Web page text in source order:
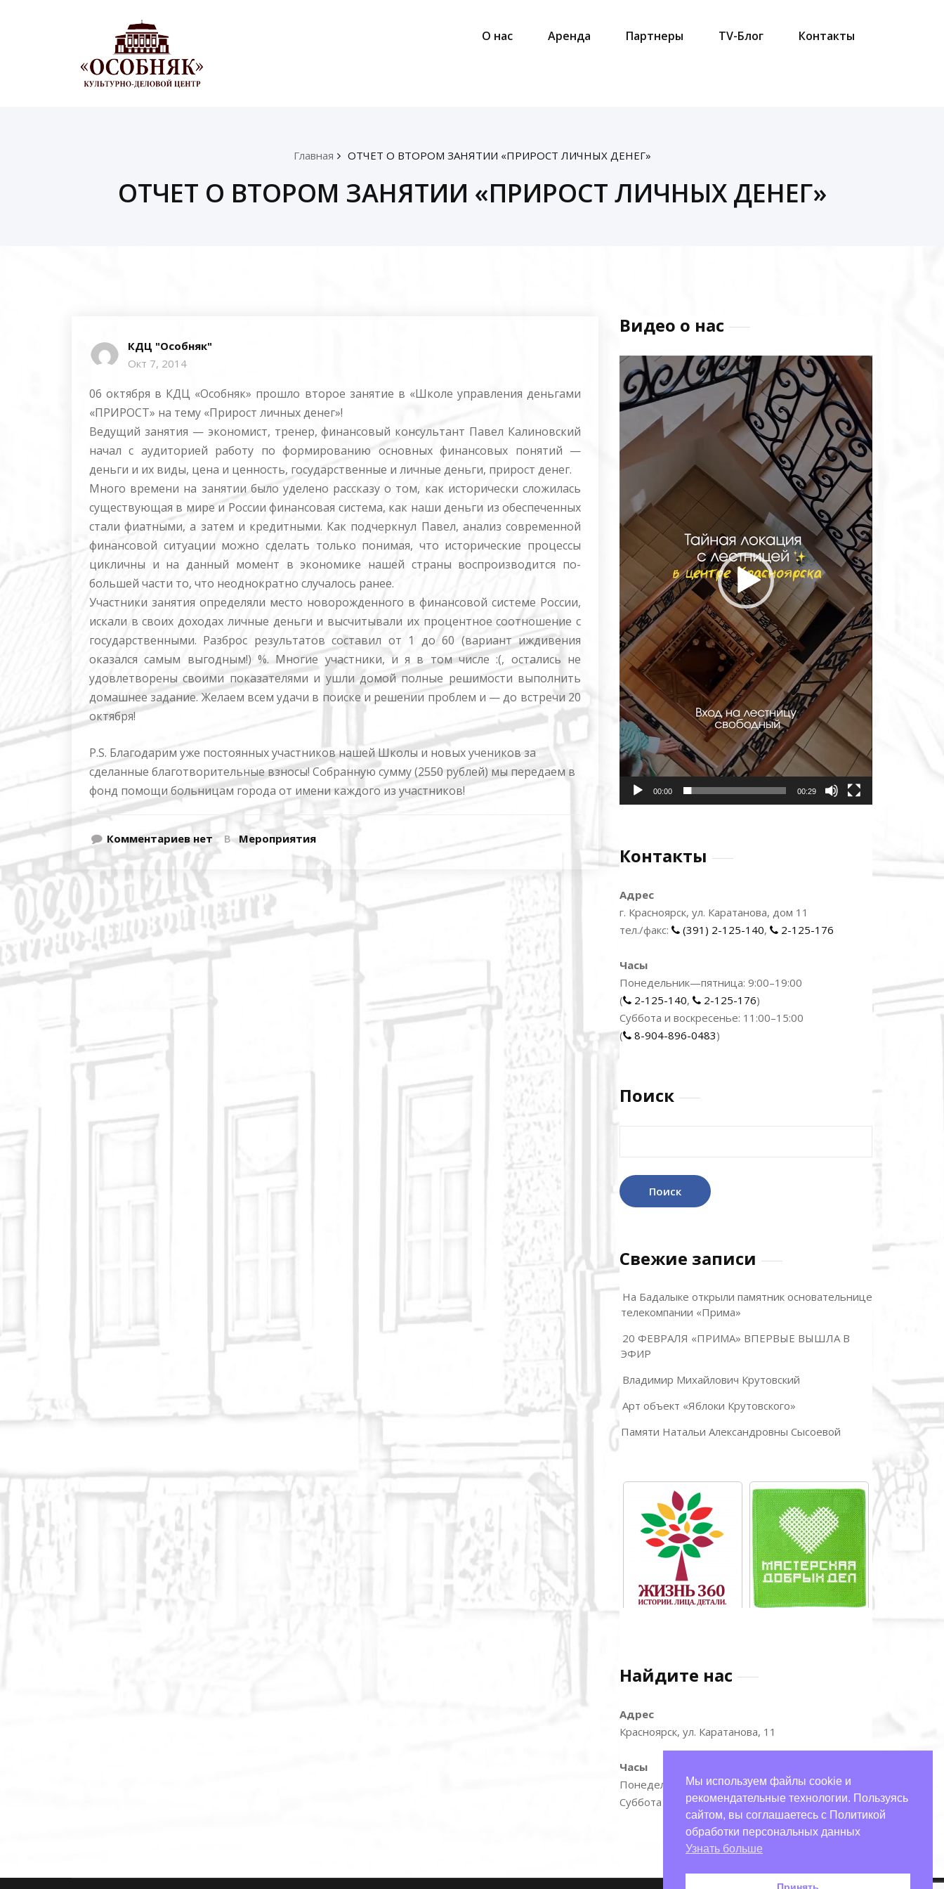
О нас Аренда Партнеры TV-Блог Контакты
Главная ОТЧЕТ О ВТОРОМ ЗАНЯТИИ «ПРИРОСТ ЛИЧНЫХ ДЕНЕГ»
ОТЧЕТ О ВТОРОМ ЗАНЯТИИ «ПРИРОСТ ЛИЧНЫХ ДЕНЕГ»
КДЦ "Особняк"
Окт 7, 2014
06 октября в КДЦ «Особняк» прошло второе занятие в «Школе управления деньгами
«ПРИРОСТ» на тему «Прирост личных денег»!
Ведущий занятия — экономист, тренер, финансовый консультант Павел Калиновский
начал с аудиторией работу по формированию основных финансовых понятий —
деньги и их виды, цена и ценность, государственные и личные деньги, прирост денег.
Много времени на занятии было уделено рассказу о том, как исторически сложилась
существующая в мире и России финансовая система, как наши деньги из обеспеченных
стали фиатными, а затем и кредитными. Как подчеркнул Павел, анализ современной
финансовой ситуации можно сделать только понимая, что исторические процессы
цикличны и на данный момент в экономике нашей страны воспроизводится по-
большей части то, что неоднократно случалось ранее.
Участники занятия определяли место новорожденного в финансовой системе России,
искали в своих доходах личные деньги и высчитывали их процентное соотношение с
государственными. Разброс результатов составил от 1 до 60 (вариант иждивения
оказался самым выгодным!) %. Многие участники, и я в том числе :(, остались не
удовлетворены своими показателями и ушли домой полные решимости выполнить
домашнее задание. Желаем всем удачи в поиске и решении проблем и — до встречи 20
октября!
P.S. Благодарим уже постоянных участников нашей Школы и новых учеников за
сделанные благотворительные взносы! Собранную сумму (2550 рублей) мы передаем в
фонд помощи больницам города от имени каждого из участников!
Комментариев нет В Мероприятия
Видео о нас
Видеоплеер
00:00 00:29
Контакты
Адрес
г. Красноярск, ул. Каратанова, дом 11
тел./факс:
(391) 2-125-140, 2-125-176
Часы
Понедельник—пятница: 9:00–19:00
(
2-125-140, 2-125-176)
Суббота и воскресенье: 11:00–15:00
(
8-904-896-0483)
Поиск
Свежие записи
На Бадалыке открыли памятник основательнице
телекомпании «Прима»
20 ФЕВРАЛЯ «ПРИМА» ВПЕРВЫЕ ВЫШЛА В
ЭФИР
Владимир Михайлович Крутовский
Арт объект «Яблоки Крутовского»
Памяти Натальи Александровны Сысоевой
Найдите нас
Адрес
Красноярск, ул. Каратанова, 11
Часы
Понедельник—пятница: 9:00–17:00
Суббота и воскресенье: 11:00–15:00
Мы используем файлы cookie и
рекомендательные технологии. Пользуясь
сайтом, вы соглашаетесь с Политикой
обработки персональных данных
Узнать больше